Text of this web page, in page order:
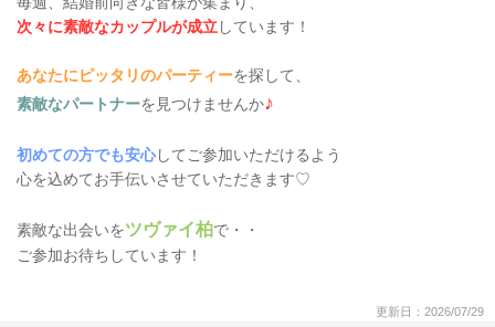
次々に素敵なカップルが成立しています！
あなたにピッタリのパーティーを探して、
素敵なパートナーを見つけませんか♪
初めての方でも安心してご参加いただけるよう
心を込めてお手伝いさせていただきます♡
素敵な出会いをツヴァイ柏で・・
ご参加お待ちしています！
更新日：2026/07/29